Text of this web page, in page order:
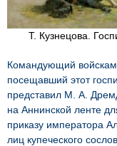
Т. Кузнецова.
Командующий
посещавший этот
представил М. А.
на Аннинской ленте
приказу императора
лиц купеческого